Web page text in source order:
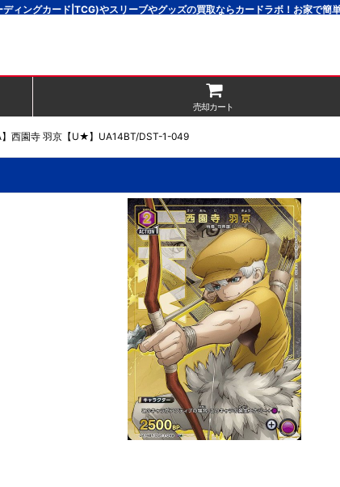
ィングカード|TCG)やスリーブやグッズの買取ならカードラボ！お家で簡
売却カート
】西園寺 羽京【U★】UA14BT/DST-1-049